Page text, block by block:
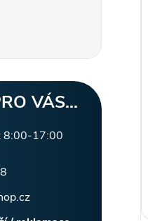
VÁS...
8:00-17:00